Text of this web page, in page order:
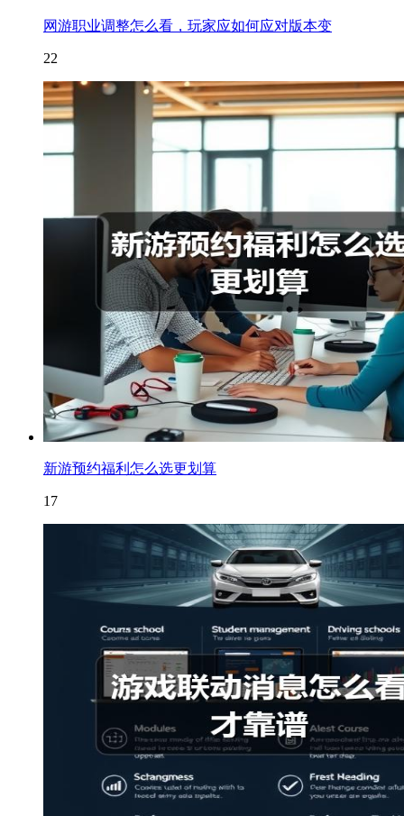
网游职业调整怎么看，玩家应如何应对版本变
22
新游预约福利怎么选更划算
17